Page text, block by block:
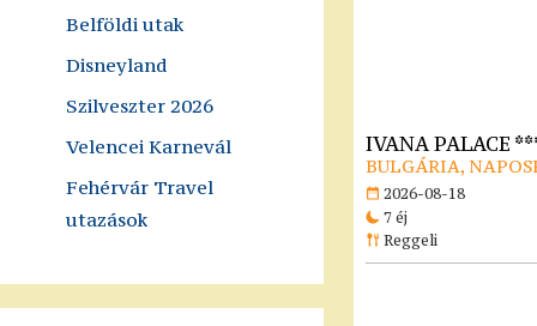
Belföldi utak
Disneyland
Szilveszter 2026
Velencei Karnevál
Fehérvár Travel
utazások
IVANA PALACE
BULGÁRIA,
2026-08-18
7 éj
Reggeli